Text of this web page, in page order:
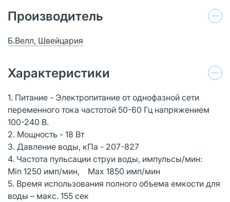
Производитель
Б.Велл, Швейцария
Характеристики
1. Питание - Электропитание от однофазной сети
переменного тока частотой 50-60 Гц напряжением
100-240 В.
2. Мощность - 18 Вт
3. Давление воды, кПа - 207-827
4. Частота пульсации струи воды, импульсы/мин:
Min 1250 имп/мин, Мах 1850 имп/мин
5. Время использования полного объема емкости для
воды – макс. 155 сек